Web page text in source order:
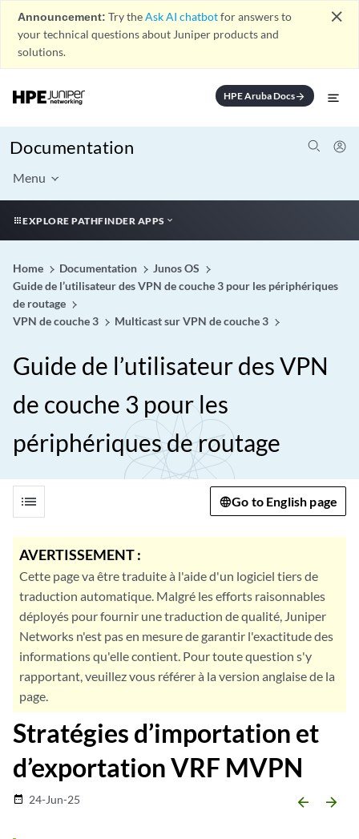
Announcement: Try theAsk AI chatbotfor answers to
your technical questions about Juniper products and
solutions.
close
HPE Aruba Docsarrow_forward
Documentation
Menu
EXPLORE PATHFINDER APPS
Home Documentation
Junos OS
Guide de l’utilisateur des VPN de couche 3 pour les périphériques
de routage
VPN de couche 3
Multicast sur VPN de couche 3
Guide de l’utilisateur des VPN
de couche 3 pour les
périphériques de routage
list Go to English page
AVERTISSEMENT :
Cette page va être traduite à l'aide d'un logiciel tiers de
traduction automatique. Malgré les efforts raisonnables
déployés pour fournir une traduction de qualité, Juniper
Networks n'est pas en mesure de garantir l'exactitude des
informations qu'elle contient. Pour toute question s'y
rapportant, veuillez vous référer à la version anglaise de la
page.
Stratégies d’importation et
d’exportation VRF MVPN
date_range 24-Jun-25 arrow_backward arrow_forward